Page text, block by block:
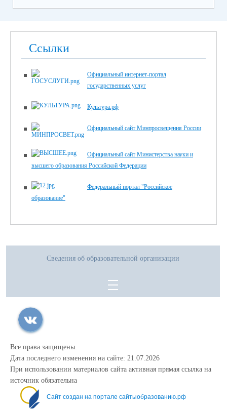
Ссылки
Официальный интернет-портал
государственных услуг
Культура.рф
Официальный сайт Минпросвещения России
Официальный сайт Министерства науки и
высшего образования Российской Федерации
Федеральный портал "Российское
образование"
Сведения об образовательной организации
Все права защищены.
Дата последнего изменения на сайте: 21.07.2026
При использовании материалов сайта активная прямая ссылка на
источник обязательна
Сайт создан на портале сайтыобразованию.рф